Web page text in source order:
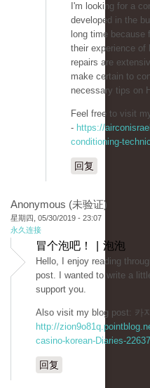
I'm looking for a
developed in the
long time because
their experience of
repairs are
make certain to
necessary tips on
- https://
conditioning-
回复
Anonymous (未验证)
星期四, 05/30/2019 - 23:07
永久连接
冒个泡吧！ | 泡泡
Hello, I enjoy reading
post. I wanted to write a
support you.
Also visit my blog post: 카
http://
casino-korean-Diaries-
回复